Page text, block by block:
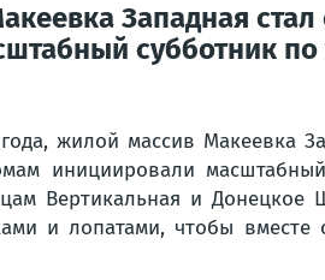
Западная стал
субботник
жилой массив Макеевка
инициировали
Вертикальная и
и лопатами, чтобы вместе